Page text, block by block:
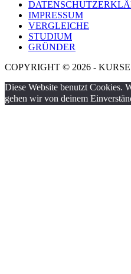
IMPRESSUM
VERGLEICHE
STUDIUM
GRÜNDER
COPYRIGHT © 2026 -
Diese Website benutzt Cookies.
gehen wir von deinem